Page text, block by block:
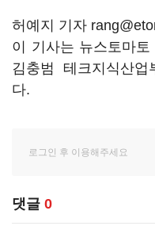
허예지 기자
이 기사는 뉴스토마
김충범 테크지식산업
다.
댓글 0